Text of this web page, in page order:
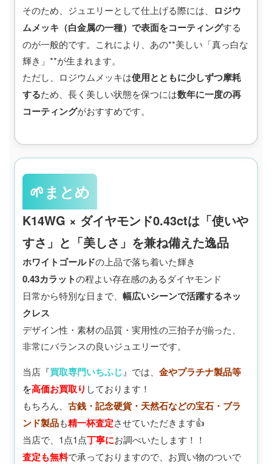
そのため、ジュエリーとして仕上げる際には、 ロジウ
ムメッキ（白金属の一種）で表面をコーティングする
のが一般的です。これにより、あの**美しい「真っ白な
輝き」**が生まれます。
ただし、ロジウムメッキは使用とともに少しずつ摩耗
するため、長く美しい状態を保つには数年に一度の再
コーティングがおすすめです。
🌱まとめ
K14WG × ダイヤモンド0.43ctは「使いや
すさ」と「美しさ」を兼ね備えた逸品
ホワイトゴールドの上品で落ち着いた輝き
0.43カラットの程よい存在感のあるダイヤモンド
日常から特別な日まで、 幅広いシーンで活躍するネッ
クレス
デザイン性・素材の品質・実用性の三拍子が揃った、
非常にバランスの良いジュエリーです。
当店『買取専門いちふじ 』では、 金やプラチナ製品等
を高価お買取り しております！
もちろん、 古銭・記念硬貨・天然石などの宝石・ブラ
ンド製品も精一杯査定させていただきます👍
当店で、1点1点丁寧にお調べいたします！！
査定も無料で承っておりますので、お買い物のついで